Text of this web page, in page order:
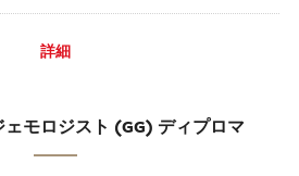
詳細
モロジスト (GG) ディプロマ